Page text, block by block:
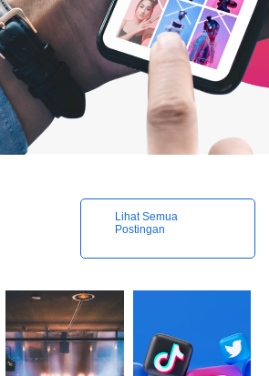
Lihat Semua
Postingan